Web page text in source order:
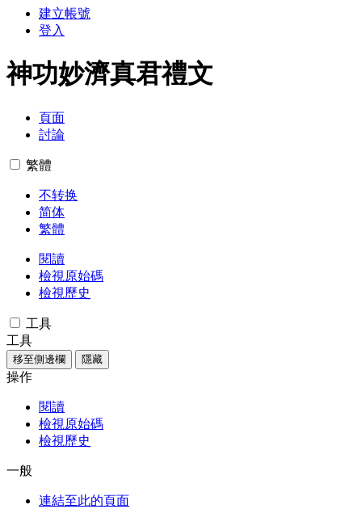
建立帳號
登入
神功妙濟真君禮文
頁面
討論
繁體
不转换
简体
繁體
閱讀
檢視原始碼
檢視歷史
工具
工具
移至側邊欄 隱藏
操作
閱讀
檢視原始碼
檢視歷史
一般
連結至此的頁面